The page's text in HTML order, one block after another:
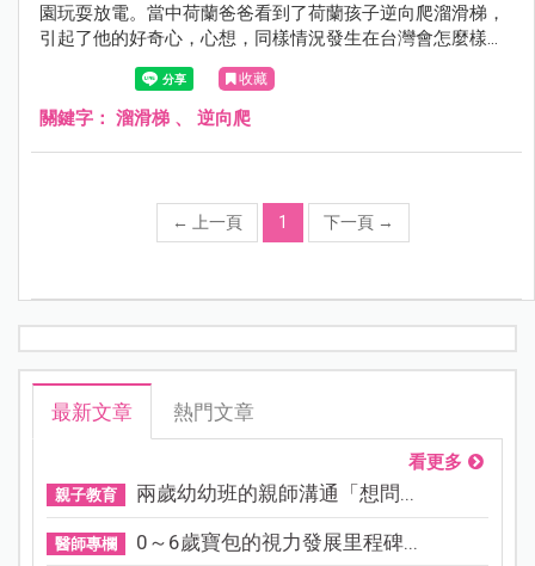
園玩耍放電。當中荷蘭爸爸看到了荷蘭孩子逆向爬溜滑梯，
引起了他的好奇心，心想，同樣情況發生在台灣會怎麼樣
收藏
關鍵字： 溜滑梯 、 逆向爬
← 上一頁 1 下一頁 →
最新文章 熱門文章
看更多
親子教育 兩歲幼幼班的親師溝通「想問...
醫師專欄 0～6歲寶包的視力發展里程碑...